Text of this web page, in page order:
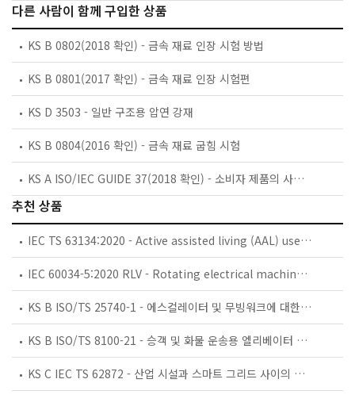
다른 사람이 함께 구입한 상품
KS B 0802(2018 확인) - 금속 재료 인장 시험 방법
KS B 0801(2017 확인) - 금속 재료 인장 시험편
KS D 3503 - 일반 구조용 압연 강재
KS B 0804(2016 확인) - 금속 재료 굽힘 시험
KS A ISO/IEC GUIDE 37(2018 확인) - 소비자 제품의 사용 설명서에 대한 지침
추천 상품
IEC TS 63134:2020 - Active assisted living (AAL) use cases
IEC 60034-5:2020 RLV - Rotating electrical machines - Part 5: Degrees of protection provided by the integral design of rotating electrical machines (IP code) - Classification
KS B ISO/TS 25740-1 - 에스컬레이터 및 무빙워크에 대한 안전요건 — 제1부: 세계공통 필수 안전요건(GESRs)
KS B ISO/TS 8100-21 - 승객 및 화물 운송용 엘리베이터 —제21부: 세계공통 필수안전요건(GESRs)을 충족하는 세계공통 안전 파라미터(GSPs)
KS C IEC TS 62872 - 산업 시설과 스마트 그리드 사이의 산업 공정 측정, 제어 및 자동화 시스템 인터페이스